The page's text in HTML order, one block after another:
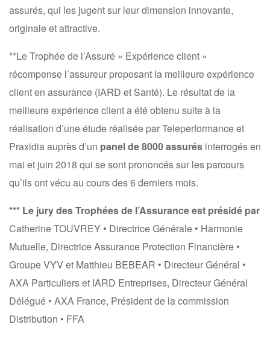
assurés, qui les jugent sur leur dimension innovante,
originale et attractive.
**Le Trophée de l’Assuré « Expérience client »
récompense l’assureur proposant la meilleure expérience
client en assurance (IARD et Santé). Le résultat de la
meilleure expérience client a été obtenu suite à la
réalisation d’une étude réalisée par Teleperformance et
Praxidia auprès d’un panel de 8000 assurés interrogés en
mai et juin 2018 qui se sont prononcés sur les parcours
qu’ils ont vécu au cours des 6 derniers mois.
*** Le jury des Trophées de l’Assurance est présidé par
Catherine TOUVREY • Directrice Générale • Harmonie
Mutuelle, Directrice Assurance Protection Financière •
Groupe VYV et Matthieu BEBEAR • Directeur Général •
AXA Particuliers et IARD Entreprises, Directeur Général
Délégué • AXA France, Président de la commission
Distribution • FFA